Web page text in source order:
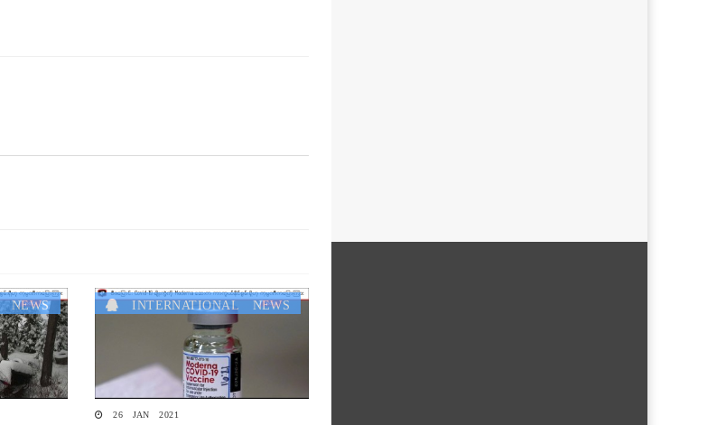
NEWS INTERNATIONAL NEWS
26 JAN 2021